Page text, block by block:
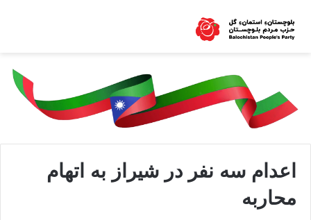
اعدام سه نفر در شیراز به اتهام
محاربه